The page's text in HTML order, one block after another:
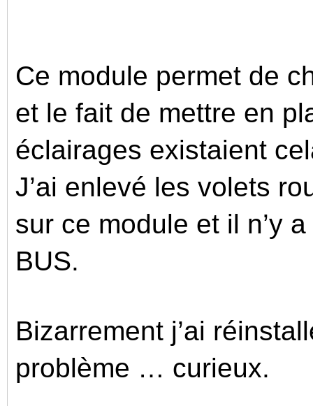
Ce module permet de
et le fait de mettre en
éclairages existaient
J’ai enlevé les volets
sur ce module et il n’y
BUS.
Bizarrement j’ai
problème … curieux.